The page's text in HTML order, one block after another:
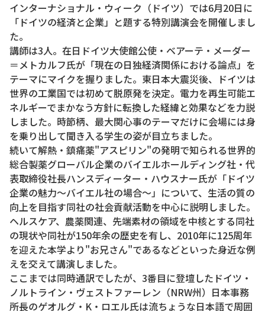
インターナショナル・ウィーク（ドイツ）では6月20日に
「ドイツの経済と企業」と題する特別講演会を開催しまし
た。
講師は3人。在日ドイツ大使館公使・ベアーテ・メーダー
＝メトカルフ氏が「現在の日独経済関係における論点」を
テーマにマイクを握りました。東日本大震災後、ドイツは
世界の工業国では初めて脱原発を決定。電力を再生可能エ
ネルギーでまかなう方針に転換した経緯と効果などを力説
しました。時節柄、最大関心事のテーマだけに会場には身
を乗り出して聞き入る学生の姿が目立ちました。
続いて解熱・鎮痛薬"アスピリン"の発明で知られる世界的
総合製薬グローバル企業のバイエルホールディング社・代
表取締役社長ハンスディーター・ハウスナー氏が「ドイツ
企業の魅力～バイエル社の場合～」について、生活の質の
向上を目指す同社の社会貢献活動を中心に説明しました。
ヘルスケア、農薬関連、先端素材の領域を中核とする同社
の現状や同社が150年余の歴史を有し、2010年に125周年
を迎えた本学より"お兄さん"であるなどといった身近な例
えを交えて講演しました。
ここまでは同時通訳でしたが、3番目に登壇したドイツ・
ノルトライン・ヴェストファーレン（NRW州）日本事務
所長のゲオルグ・K・ロエル氏は流ちょうな日本語で周囲